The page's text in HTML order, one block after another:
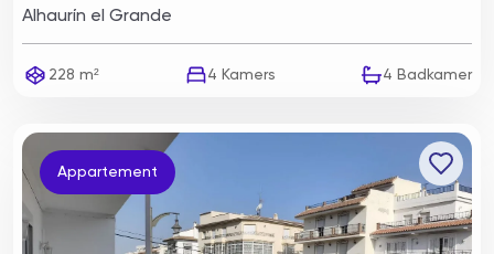
Alhaurín el Grande
228 m² 4 Kamers 4 Badkamer
Appartement